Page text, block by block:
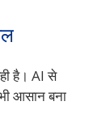
है। AI से
आसान बना